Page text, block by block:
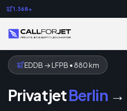
1.368+
EDDB →LFPB • 880km
PrivatjetBerlin →